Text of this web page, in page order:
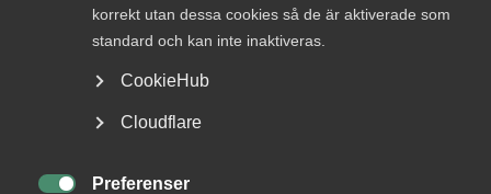
korrekt utan dessa cookies så de är aktiverade som
standard och kan inte inaktiveras.
CookieHub
Cloudflare
Preferenser
Sök på almega.se
Cookie-inställningar
Läs remissen
Bli en del av framtidens